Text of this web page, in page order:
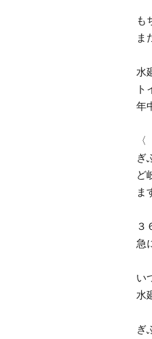
も
ま
水
ト
年
ぎ
ど
ま
３
急
い
水
ぎ